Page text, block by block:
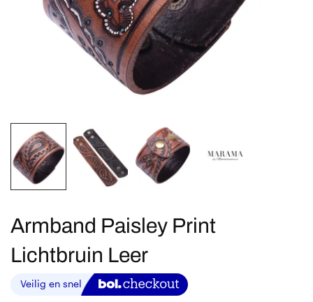
Armband Paisley Print
Lichtbruin Leer